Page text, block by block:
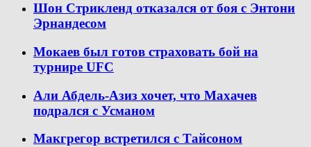
Шон Стрикленд отказался от боя с Энтони
Эрнандесом
Мокаев был готов страховать бой на
турнире UFC
Али Абдель-Азиз хочет, что Махачев
подрался с Усманом
Макгрегор встретился с Тайсоном